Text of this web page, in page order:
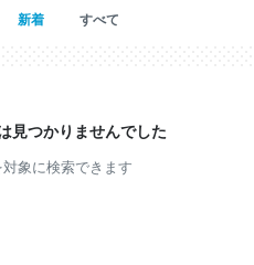
新着 すべて
見つかりませんでした
象に検索できます